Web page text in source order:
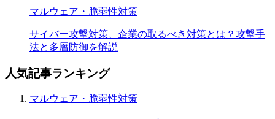
マルウェア・脆弱性対策
サイバー攻撃対策、企業の取るべき対策とは？攻撃手
法と多層防御を解説
人気記事ランキング
マルウェア・脆弱性対策